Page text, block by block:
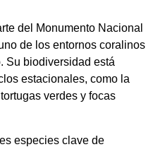
del Monumento Nacional
de los entornos coralinos
Su biodiversidad está
estacionales, como la
verdes y focas
especies clave de